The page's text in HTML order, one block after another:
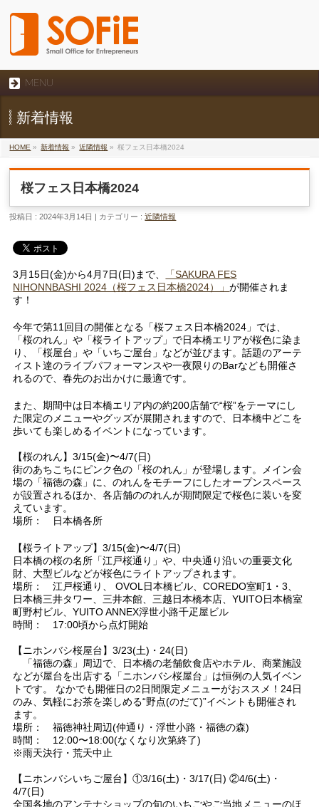
MENU
新着情報
HOME » 新着情報 » 近隣情報 » 桜フェス日本橋2024
桜フェス日本橋2024
投稿日 : 2024年3月14日 | カテゴリー :近隣情報
3月15日(金)から4月7日(日)まで、
「SAKURA FES
NIHONNBASHI 2024（桜フェス日本橋2024）」が開催されま
す！
今年で第11回目の開催となる「桜フェス日本橋2024」では、
「桜のれん」や「桜ライトアップ」で日本橋エリアが桜色に染ま
り、「桜屋台」や「いちご屋台」などが並びます。話題のアーテ
ィスト達のライブパフォーマンスや一夜限りのBarなども開催さ
れるので、春先のお出かけに最適です。
また、期間中は日本橋エリア内の約200店舗で“桜”をテーマにし
た限定のメニューやグッズが展開されますので、日本橋中どこを
歩いても楽しめるイベントになっています。
【桜のれん】3/15(金)〜4/7(日)
街のあちこちにピンク色の「桜のれん」が登場します。メイン会
場の「福徳の森」に、のれんをモチーフにしたオープンスペース
が設置されるほか、各店舗ののれんが期間限定で桜色に装いを変
えています。
場所： 日本橋各所
【桜ライトアップ】3/15(金)〜4/7(日)
日本橋の桜の名所「江戸桜通り」や、中央通り沿いの重要文化
財、大型ビルなどが桜色にライトアップされます。
場所： 江戸桜通り、 OVOL日本橋ビル、COREDO室町1・3、
日本橋三井タワー、三井本館、三越日本橋本店、YUITO日本橋室
町野村ビル、YUITO ANNEX浮世小路千疋屋ビル
時間： 17:00頃から点灯開始
【ニホンバシ桜屋台】3/23(土)・24(日)
「福徳の森」周辺で、日本橋の老舗飲食店やホテル、商業施設
などが屋台を出店する「ニホンバシ桜屋台」は恒例の人気イベン
トです。 なかでも開催日の2日間限定メニューがおススメ！24日
のみ、気軽にお茶を楽しめる“野点(のだて)”イベントも開催され
ます。
場所： 福徳神社周辺(仲通り・浮世小路・福徳の森)
時間： 12:00〜18:00(なくなり次第終了)
※雨天決行・荒天中止
【ニホンバシいちご屋台】①3/16(土)・3/17(日) ②4/6(土)・
4/7(日)
全国各地のアンテナショップの旬のいちごやご当地メニューのほ